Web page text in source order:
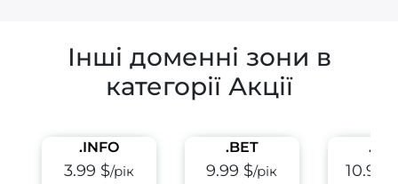
Інші доменні зони в
категорії Акції
.INFO
3.99 $/рік
.BET
9.99 $/рік 10.99